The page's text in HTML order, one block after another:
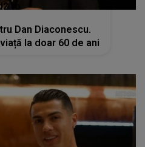
Dan Diaconescu.
la doar 60 de ani